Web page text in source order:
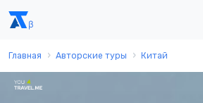
Главная Авторские туры Китай